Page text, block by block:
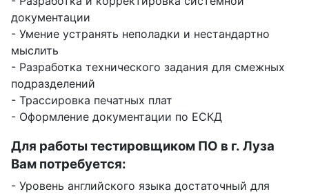
документации
- Умение устранять неполадки и нестандартно
мыслить
- Разработка технического задания для смежных
подразделений
- Трассировка печатных плат
- Оформление документации по ЕСКД
Для работы тестировщиком ПО в г. Луза
Вам потребуется:
- Уровень английского языка достаточный для